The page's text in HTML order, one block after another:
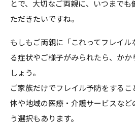
とで、大切なご両親に、いつまで
ただきたいですね。
もしもご両親に「これってフレイ
る症状やご様子がみられたら、か
しょう。
ご家族だけでフレイル予防をする
体や地域の医療・介護サービスな
う選択もあります。